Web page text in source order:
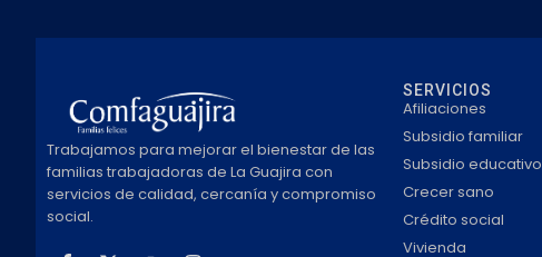
Trabajamos para mejorar el bienestar de las
familias trabajadoras de La Guajira con
servicios de calidad, cercanía y compromiso
social.
SERVICIOS
Afiliaciones
Subsidio familiar
Subsidio educativo
Crecer sano
Crédito social
Vivienda